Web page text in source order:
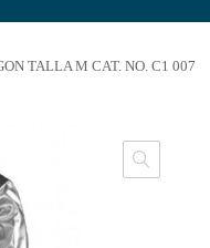
TALLA M CAT. NO. C1 007